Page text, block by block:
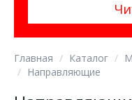
Главная Каталог
Направляющие